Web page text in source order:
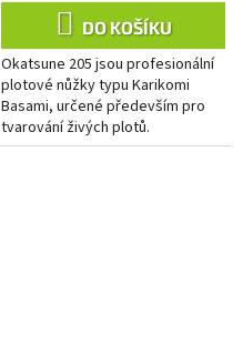
DO KOŠÍKU
Okatsune 205 jsou profesionální
plotové nůžky typu Karikomi
Basami, určené především pro
tvarování živých plotů.
Kombinace středně velkých